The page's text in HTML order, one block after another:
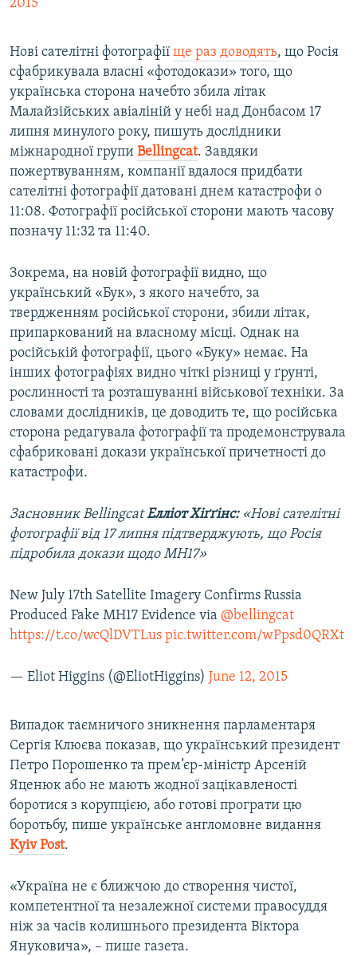
2015
Нові сателітні фотографії ще раз доводять, що Росія
сфабрикувала власні «фотодокази» того, що
українська сторона начебто збила літак
Малайзійських авіаліній у небі над Донбасом 17
липня минулого року, пишуть дослідники
міжнародної групи Bellingcat. Завдяки
пожертвуванням, компанії вдалося придбати
сателітні фотографії датовані днем катастрофи о
11:08. Фотографії російської сторони мають часову
позначу 11:32 та 11:40.
Зокрема, на новій фотографії видно, що
український «Бук», з якого начебто, за
твердженням російської сторони, збили літак,
припаркований на власному місці. Однак на
російській фотографії, цього «Буку» немає. На
інших фотографіях видно чіткі різниці у ґрунті,
рослинності та розташуванні військової техніки. За
словами дослідників, це доводить те, що російська
сторона редагувала фотографії та продемонструвала
сфабриковані докази української причетності до
катастрофи.
Засновник BellingcatЕлліот Хіґґінс:«Нові сателітні
фотографії від 17 липня підтверджують, що Росія
підробила докази щодо MH17»
New July 17th Satellite Imagery Confirms Russia
Produced Fake MH17 Evidence via @bellingcat
https://t.co/wcQlDVTLus pic.twitter.com/wPpsd0QRXt
— Eliot Higgins (@EliotHiggins) June 12, 2015
Випадок таємничого зникнення парламентаря
Сергія Клюєва показав, що український президент
Петро Порошенко та прем’єр-міністр Арсеній
Яценюк або не мають жодної зацікавленості
боротися з корупцією, або готові програти цю
боротьбу, пише українське англомовне видання
Kyiv Post.
«Україна не є ближчою до створення чистої,
компетентної та незалежної системи правосуддя
ніж за часів колишнього президента Віктора
Януковича», – пише газета.